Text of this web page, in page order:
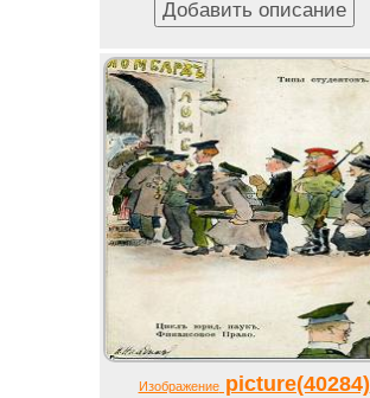
Изображениеpicture(40284)